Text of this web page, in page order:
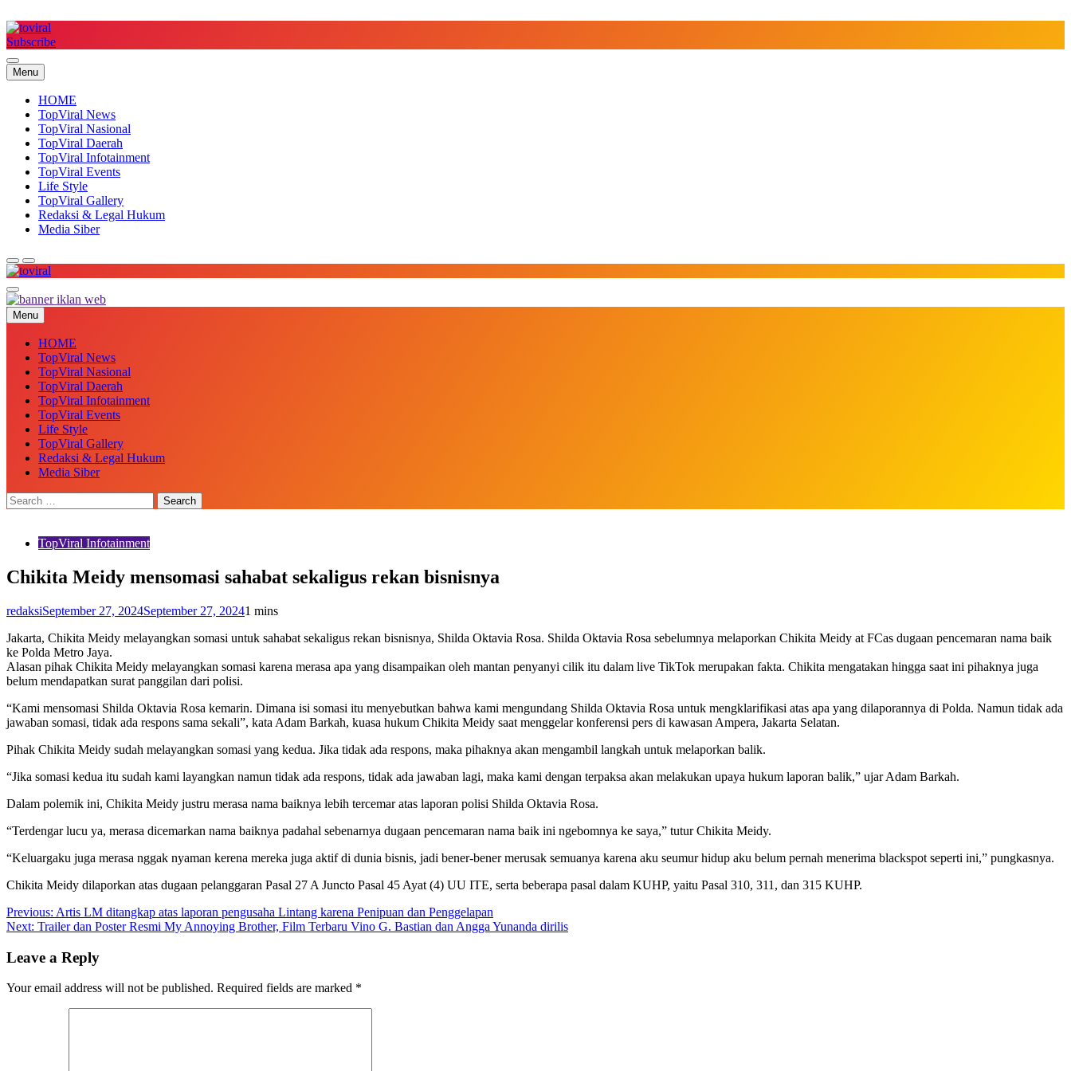
to
content
Subscribe
Menu
HOME
TopViral News
TopViral Nasional
TopViral Daerah
TopViral Infotainment
TopViral Events
Life Style
TopViral Gallery
Redaksi & Legal Hukum
Media Siber
Top Viral
Menu
HOME
TopViral News
TopViral Nasional
TopViral Daerah
TopViral Infotainment
TopViral Events
Life Style
TopViral Gallery
Redaksi & Legal Hukum
Media Siber
TopViral Infotainment
Chikita Meidy mensomasi sahabat sekaligus rekan bisnisnya
redaksiSeptember 27, 2024September 27, 20241 mins
Jakarta, Chikita Meidy melayangkan somasi untuk sahabat sekaligus rekan bisnisnya, Shilda Oktavia Rosa. Shilda Oktavia Rosa sebelumnya melaporkan Chikita Meidy at FCas dugaan pencemaran nama baik
ke Polda Metro Jaya.
Alasan pihak Chikita Meidy melayangkan somasi karena merasa apa yang disampaikan oleh mantan penyanyi cilik itu dalam live TikTok merupakan fakta. Chikita mengatakan hingga saat ini pihaknya juga
belum mendapatkan surat panggilan dari polisi.
“Kami mensomasi Shilda Oktavia Rosa kemarin. Dimana isi somasi itu menyebutkan bahwa kami mengundang Shilda Oktavia Rosa untuk mengklarifikasi atas apa yang dilaporannya di Polda. Namun tidak ada
jawaban somasi, tidak ada respons sama sekali”, kata Adam Barkah, kuasa hukum Chikita Meidy saat menggelar konferensi pers di kawasan Ampera, Jakarta Selatan.
Pihak Chikita Meidy sudah melayangkan somasi yang kedua. Jika tidak ada respons, maka pihaknya akan mengambil langkah untuk melaporkan balik.
“Jika somasi kedua itu sudah kami layangkan namun tidak ada respons, tidak ada jawaban lagi, maka kami dengan terpaksa akan melakukan upaya hukum laporan balik,” ujar Adam Barkah.
Dalam polemik ini, Chikita Meidy justru merasa nama baiknya lebih tercemar atas laporan polisi Shilda Oktavia Rosa.
“Terdengar lucu ya, merasa dicemarkan nama baiknya padahal sebenarnya dugaan pencemaran nama baik ini ngebomnya ke saya,” tutur Chikita Meidy.
“Keluargaku juga merasa nggak nyaman kerena mereka juga aktif di dunia bisnis, jadi bener-bener merusak semuanya karena aku seumur hidup aku belum pernah menerima blackspot seperti ini,” pungkasnya.
Chikita Meidy dilaporkan atas dugaan pelanggaran Pasal 27 A Juncto Pasal 45 Ayat (4) UU ITE, serta beberapa pasal dalam KUHP, yaitu Pasal 310, 311, dan 315 KUHP.
Post
navigation
Previous: Artis LM ditangkap atas laporan pengusaha Lintang karena Penipuan dan Penggelapan
Next: Trailer dan Poster Resmi My Annoying Brother, Film Terbaru Vino G. Bastian dan Angga Yunanda dirilis
Leave a Reply
Your email address will not be published. Required fields are marked *